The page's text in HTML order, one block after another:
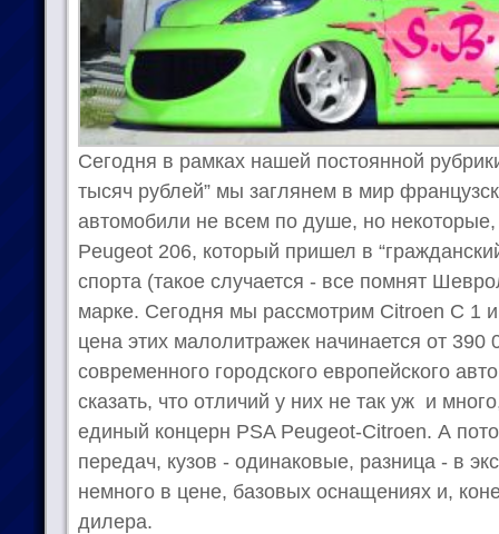
Сегодня в рамках нашей постоянной
тысяч рублей” мы заглянем в мир
автомобили не всем по душе, но
Peugeot 206, который пришел в
спорта (такое случается - все помнят
марке. Сегодня мы рассмотрим Citroen С 1
цена этих малолитражек начинается от
современного городского европейского
сказать, что отличий у них не так уж и
единый концерн PSA Peugeot-Citroen. А
передач, кузов - одинаковые, разница - в
немного в цене, базовых оснащениях и,
дилера.